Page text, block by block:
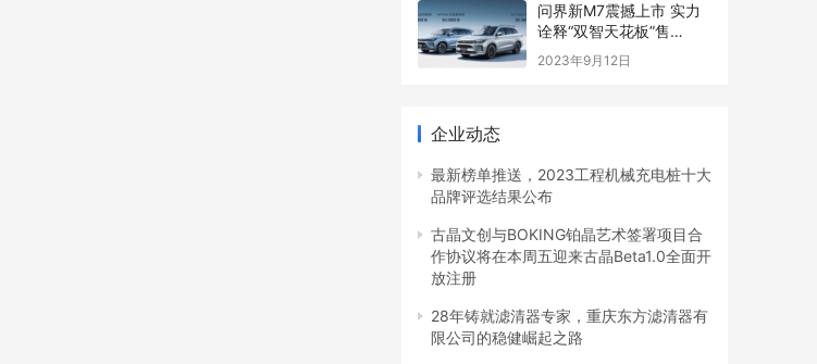
问界新M7震撼上市 实力
诠释“双智天花板”售
24.98万起
2023年9月12日
企业动态
最新榜单推送，2023工程机械充电桩十大
品牌评选结果公布
古晶文创与BOKING铂晶艺术签署项目合
作协议将在本周五迎来古晶Beta1.0全面开
放注册
28年铸就滤清器专家，重庆东方滤清器有
限公司的稳健崛起之路